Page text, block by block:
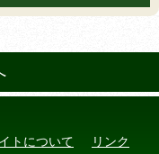
トについて リンク